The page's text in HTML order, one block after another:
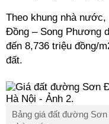
Theo khung nhà
Đồng – Song Phương
đến 8,736 triệu đồng/
đất.
Bảng giá đất đường